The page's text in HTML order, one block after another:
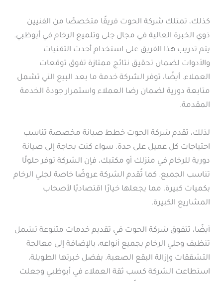
كذلك، تمتلك شركة الحوت فريقًا متخصصًا من الفنيين
ذوي الخبرة العالية في مجال جلى وتلميع الرخام في أبوظبي.
يتم تدريب هذا الفريق على استخدام أحدث التقنيات
والأدوات لضمان تحقيق نتائج ممتازة تفوق توقعات
العملاء. أيضًا، توفر الشركة خدمة ما بعد البيع التي تشمل
متابعة دورية لضمان رضا العملاء واستمرار جودة الخدمة
المقدمة.
لذلك، تقدم شركة الحوت خطط صيانة مخصصة تناسب
احتياجات كل عميل على حدة. سواء كنت بحاجة إلى صيانة
دورية للرخام في منزلك أو مكتبك، فإن الشركة توفر حلولًا
تناسب الجميع. كما تُقدم الشركة عروضًا خاصة لجلي الرخام
بكميات كبيرة، مما يجعلها خيارًا اقتصاديًا لأصحاب
المشاريع الكبيرة.
أيضًا، تتفوق شركة الحوت في تقديم خدمات متنوعة تشمل
تنظيف وجلي الرخام بجميع أنواعه، بالإضافة إلى معالجة
التشققات وإزالة البقع الصعبة. بفضل خبرتها الطويلة،
استطاعت الشركة كسب ثقة العملاء في أبوظبي وجعلت